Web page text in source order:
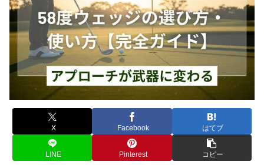
X Facebook はてブ
LINE Pinterest コピー